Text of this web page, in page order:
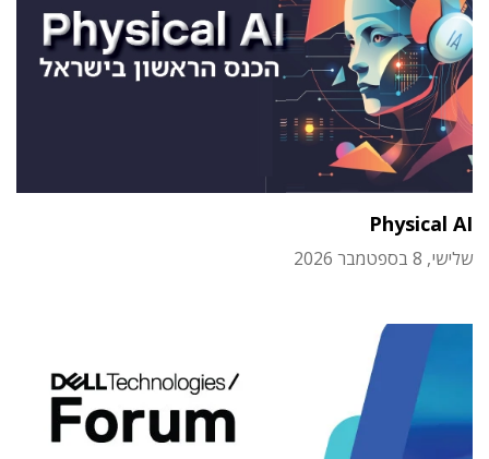
Physical AI
שלישי, 8 בספטמבר 2026